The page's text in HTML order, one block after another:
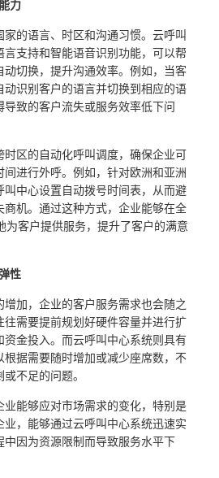
力
的语言、时区和沟通习惯。云呼叫
言支持和智能语音识别功能，可以帮
切换，提升沟通效率。例如，当客
动识别客户的语言并切换到相应的语
致的客户流失或服务效率低下问
时区的自动化呼叫调度，确保企业可
进行外呼。例如，针对欧洲和亚洲
中心设置自动拨号时间表，从而避
机。通过这种方式，企业能够在全
为客户提供服务，提升了客户的满意
性
增加，企业的客户服务需求也会随之
需要提前规划好硬件容量并进行扩
资金投入。而云呼叫中心系统则具有
据需要随时增加或减少座席数，不
不足的问题。
能够应对市场需求的变化，特别是
，能够通过云呼叫中心系统迅速实
因为资源限制而导致服务水平下